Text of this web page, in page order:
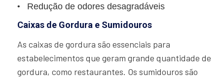
Redução de odores desagradáveis
Caixas de Gordura e Sumidouros
As caixas de gordura são essenciais para
estabelecimentos que geram grande quantidade de
gordura, como restaurantes. Os sumidouros são